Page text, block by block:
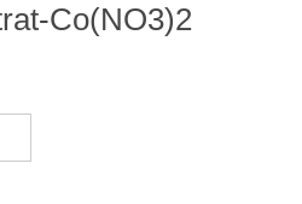
Co(NO3)2